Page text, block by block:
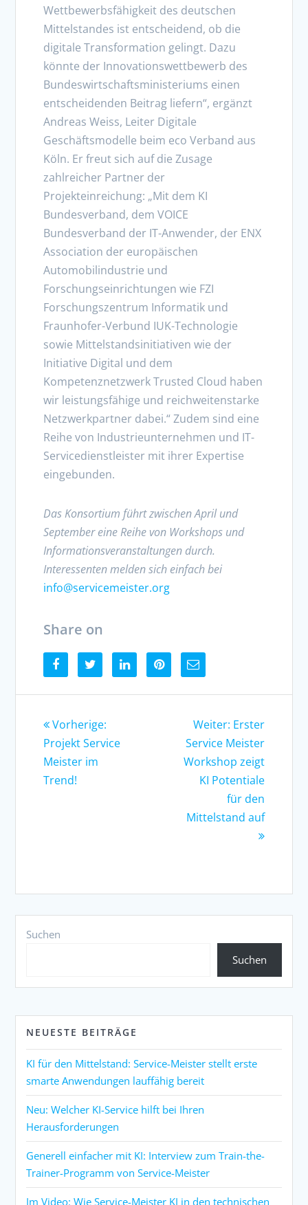
Wettbewerbsfähigkeit des deutschen
Mittelstandes ist entscheidend, ob die
digitale Transformation gelingt. Dazu
könnte der Innovationswettbewerb des
Bundeswirtschaftsministeriums einen
entscheidenden Beitrag liefern“, ergänzt
Andreas Weiss, Leiter Digitale
Geschäftsmodelle beim eco Verband aus
Köln. Er freut sich auf die Zusage
zahlreicher Partner der
Projekteinreichung: „Mit dem KI
Bundesverband, dem VOICE
Bundesverband der IT-Anwender, der ENX
Association der europäischen
Automobilindustrie und
Forschungseinrichtungen wie FZI
Forschungszentrum Informatik und
Fraunhofer-Verbund IUK-Technologie
sowie Mittelstandsinitiativen wie der
Initiative Digital und dem
Kompetenznetzwerk Trusted Cloud haben
wir leistungsfähige und reichweitenstarke
Netzwerkpartner dabei.“ Zudem sind eine
Reihe von Industrieunternehmen und IT-
Servicedienstleister mit ihrer Expertise
eingebunden.
Das Konsortium führt zwischen April und
September eine Reihe von Workshops und
Informationsveranstaltungen durch.
Interessenten melden sich einfach bei
info@servicemeister.org
Share on
Vorherige:
Projekt Service
Meister im
Trend!
Weiter: Erster
Service Meister
Workshop zeigt
KI Potentiale
für den
Mittelstand auf
Suchen
Suchen
NEUESTE BEITRÄGE
KI für den Mittelstand: Service-Meister stellt erste
smarte Anwendungen lauffähig bereit
Neu: Welcher KI-Service hilft bei Ihren
Herausforderungen
Generell einfacher mit KI: Interview zum Train-the-
Trainer-Programm von Service-Meister
Im Video: Wie Service-Meister KI in den technischen